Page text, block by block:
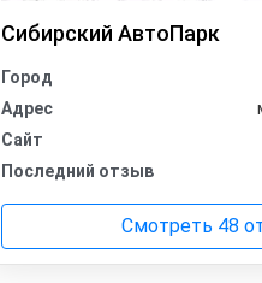
Сибирский АвтоПарк
Город
Адрес
Сайт
Последний отзыв
Смотреть 48